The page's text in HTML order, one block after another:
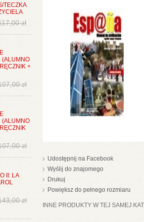
TECZKA
zł
(ALUMNO
+
zł
(ALUMNO
zł
II: LA
zł
Udostępnij na Facebook
Wyślij do znajomego
Drukuj
Powiększ do pełnego rozmiaru
INNE PRODUKTY W TEJ SAMEJ